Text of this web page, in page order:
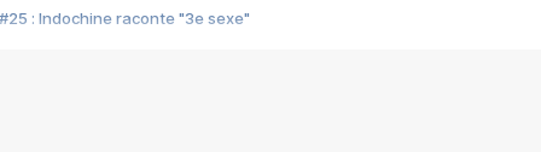
#25 : Indochine raconte "3e sexe"